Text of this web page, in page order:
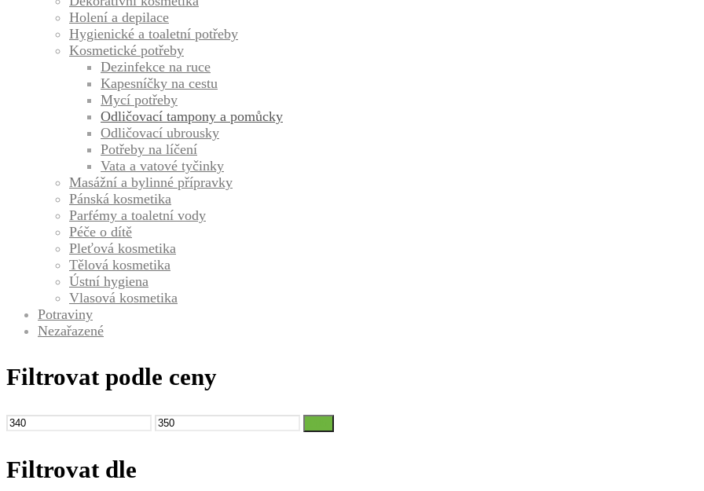
Holení a depilace
Hygienické a toaletní potřeby
Kosmetické potřeby
Dezinfekce na ruce
Kapesníčky na cestu
Mycí potřeby
Odličovací tampony a pomůcky
Odličovací ubrousky
Potřeby na líčení
Vata a vatové tyčinky
Masážní a bylinné přípravky
Pánská kosmetika
Parfémy a toaletní vody
Péče o dítě
Pleťová kosmetika
Tělová kosmetika
Ústní hygiena
Vlasová kosmetika
Potraviny
Nezařazené
Filtrovat podle ceny
Minimální
cena
Maximální
cena
Filtrovat dle